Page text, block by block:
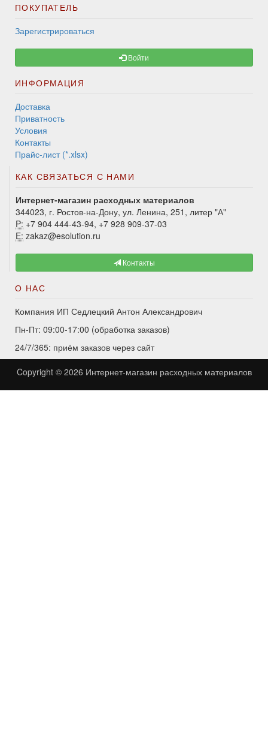
ПОКУПАТЕЛЬ
Зарегистрироваться
Войти
ИНФОРМАЦИЯ
Доставка
Приватность
Условия
Контакты
Прайс-лист (*.xlsx)
КАК СВЯЗАТЬСЯ С НАМИ
Интернет-магазин расходных материалов
344023, г. Ростов-на-Дону, ул. Ленина, 251, литер "А"
P: +7 904 444-43-94, +7 928 909-37-03
E: zakaz@esolution.ru
Контакты
О НАС
Компания ИП Седлецкий Антон Александрович
Пн-Пт: 09:00-17:00 (обработка заказов)
24/7/365: приём заказов через сайт
Copyright © 2026 Интернет-магазин расходных материалов